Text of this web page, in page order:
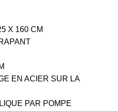
X 160 CM
EN ACIER SUR LA
PAR POMPE